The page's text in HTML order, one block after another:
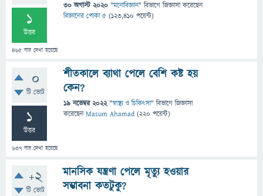
1
উত্তর
465 বার দেখা হয়েছে
30 অগাস্ট 2020 "মনোবিজ্ঞান" বিভাগে জিজ্ঞাসাকরেছেন
বিজ্ঞানের পোকা ৫ (123,410 পয়েন্ট)
0
টি ভোট
1
উত্তর
637 বার দেখা হয়েছে
শীতকালে ব্যাথা পেলে বেশি কষ্ট হয়
কেন?
19 নভেম্বর 2022 "স্বাস্থ্য ও চিকিৎসা" বিভাগে জিজ্ঞাসা
করেছেনMasum Ahamad (220 পয়েন্ট)
+2
টি ভোট
মানসিক যন্ত্রণা পেলে মৃত্যু হওয়ার
সম্ভাবনা কতটুকু?